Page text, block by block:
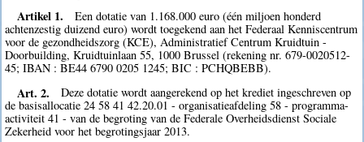
Artikel 1.
Een dotatie van 1.168.000 euro (één miljoen honderd
achtenzestig duizend euro) wordt toegekend aan het Federaal Kenniscentrum
voor de gezondheidszorg (KCE), Administratief Centrum Kruidtuin -
Doorbuilding, Kruidtuinlaan 55, 1000 Brussel (rekening nr. 679-0020512-
45; IBAN : BE44 6790 0205 1245; BIC : PCHQBEBB).
Art. 2.
Deze dotatie wordt aangerekend op het krediet ingeschreven op
de basisallocatie 24 58 41 42.20.01 - organisatieafdeling 58 - programma-
activiteit 41 - van de begroting van de Federale Overheidsdienst Sociale
Zekerheid voor het begrotingsjaar 2013.